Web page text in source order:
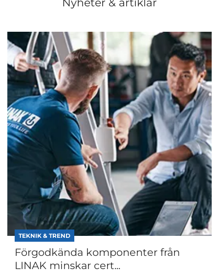
Nyheter & artiklar
TEKNIK & TREND
Förgodkända komponenter från
LINAK minskar cert...